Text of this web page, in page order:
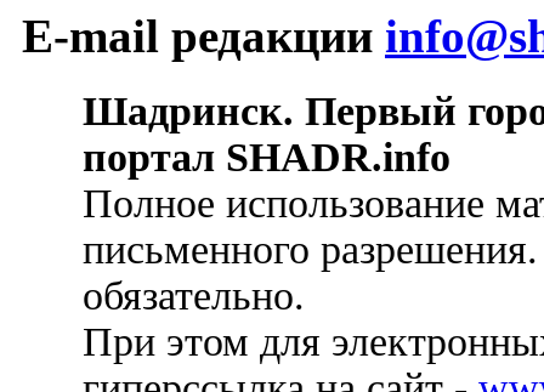
E-mail редакции
Шадринск. Первый
портал SHADR.info
Полное использование
письменного
обязательно.
При этом для